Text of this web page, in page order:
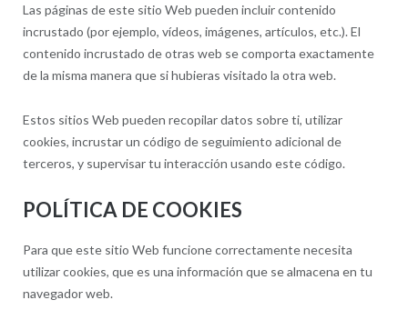
Las páginas de este sitio Web pueden incluir contenido
incrustado (por ejemplo, vídeos, imágenes, artículos, etc.). El
contenido incrustado de otras web se comporta exactamente
de la misma manera que si hubieras visitado la otra web.
Estos sitios Web pueden recopilar datos sobre ti, utilizar
cookies, incrustar un código de seguimiento adicional de
terceros, y supervisar tu interacción usando este código.
POLÍTICA DE COOKIES
Para que este sitio Web funcione correctamente necesita
utilizar cookies, que es una información que se almacena en tu
navegador web.